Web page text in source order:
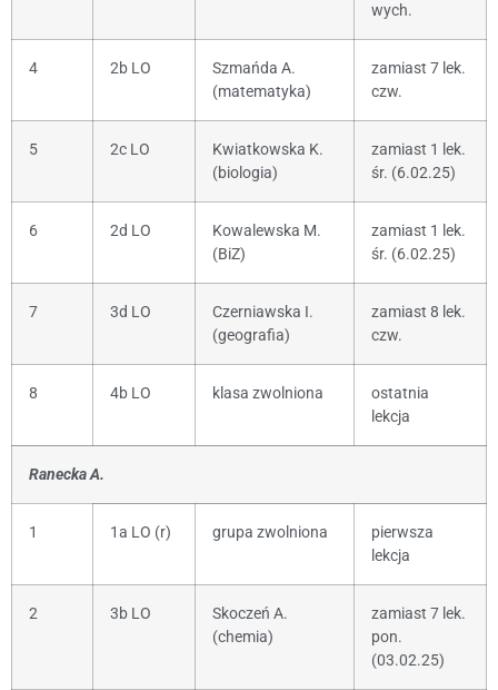
wych.
4 2b LO
Szmańda A.
(matematyka)
zamiast 7 lek.
czw.
5 2c LO
Kwiatkowska K.
(biologia)
zamiast 1 lek.
śr. (6.02.25)
6 2d LO
Kowalewska M.
(BiZ)
zamiast 1 lek.
śr. (6.02.25)
7 3d LO
Czerniawska I.
(geografia)
zamiast 8 lek.
czw.
8 4b LO klasa zwolniona
ostatnia
lekcja
Ranecka A.
1 1a LO (r) grupa zwolniona
pierwsza
lekcja
2 3b LO
Skoczeń A.
(chemia)
zamiast 7 lek.
pon.
(03.02.25)